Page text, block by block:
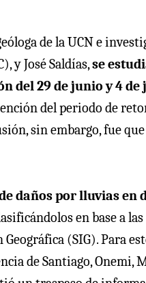
de la UCN e
y José Saldías,se
del 29 de junio y 4 de
del periodo de
sin embargo, fue
daños por lluvias en
en base a
(SIG). Para
de Santiago, Onemi,